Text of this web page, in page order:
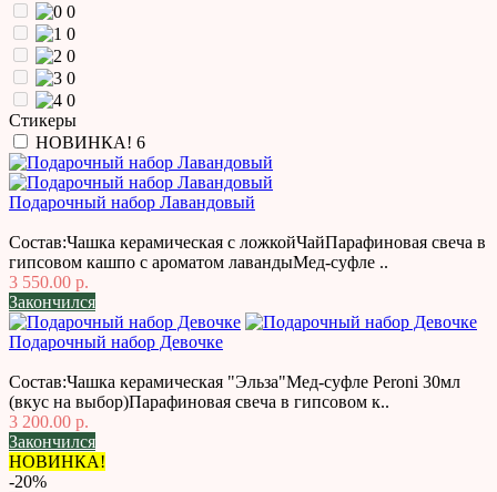
0
0
0
0
0
Стикеры
НОВИНКА! 6
Подарочный набор Лавандовый
Состав:Чашка керамическая с ложкойЧайПарафиновая свеча в
гипсовом кашпо с ароматом лавандыМед-суфле ..
3 550.00 р.
Закончился
Подарочный набор Девочке
Состав:Чашка керамическая "Эльза"Мед-суфле Peroni 30мл
(вкус на выбор)Парафиновая свеча в гипсовом к..
3 200.00 р.
Закончился
НОВИНКА!
-20%